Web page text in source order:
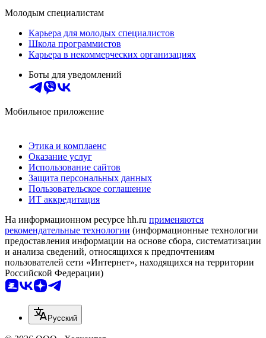
Молодым специалистам
Карьера для молодых специалистов
Школа программистов
Карьера в некоммерческих организациях
Боты для уведомлений
Мобильное приложение
Этика и комплаенс
Оказание услуг
Использование сайтов
Защита персональных данных
Пользовательское соглашение
ИТ аккредитация
На информационном ресурсе hh.ru применяются
рекомендательные технологии (информационные технологии
предоставления информации на основе сбора, систематизации
и анализа сведений, относящихся к предпочтениям
пользователей сети «Интернет», находящихся на территории
Российской Федерации)
Русский